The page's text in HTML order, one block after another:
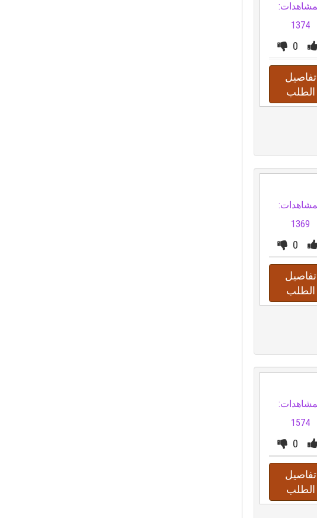
1374
0
تفاصيل
الطلب
1369
0
تفاصيل
الطلب
1574
0
تفاصيل
الطلب